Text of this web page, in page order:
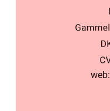
web: